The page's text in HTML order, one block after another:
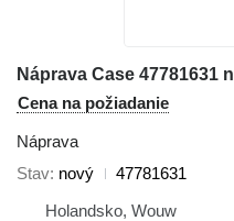
Náprava Case 47781631
Cena na požiadanie
Náprava
Stav nový
47781631
Holandsko, Wouw